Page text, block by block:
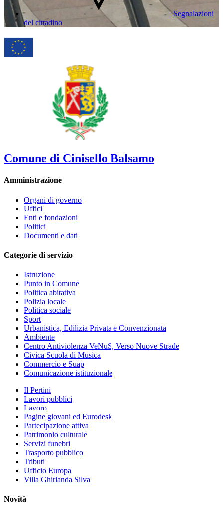
Segnalazioni
del cittadino
Comune di Cinisello Balsamo
Amministrazione
Organi di governo
Uffici
Enti e fondazioni
Politici
Documenti e dati
Categorie di servizio
Istruzione
Punto in Comune
Politica abitativa
Polizia locale
Politica sociale
Sport
Urbanistica, Edilizia Privata e Convenzionata
Ambiente
Centro Antiviolenza VeNuS, Verso Nuove Strade
Civica Scuola di Musica
Commercio e Suap
Comunicazione istituzionale
Il Pertini
Lavori pubblici
Lavoro
Pagine giovani ed Eurodesk
Partecipazione attiva
Patrimonio culturale
Servizi funebri
Trasporto pubblico
Tributi
Ufficio Europa
Villa Ghirlanda Silva
Novità